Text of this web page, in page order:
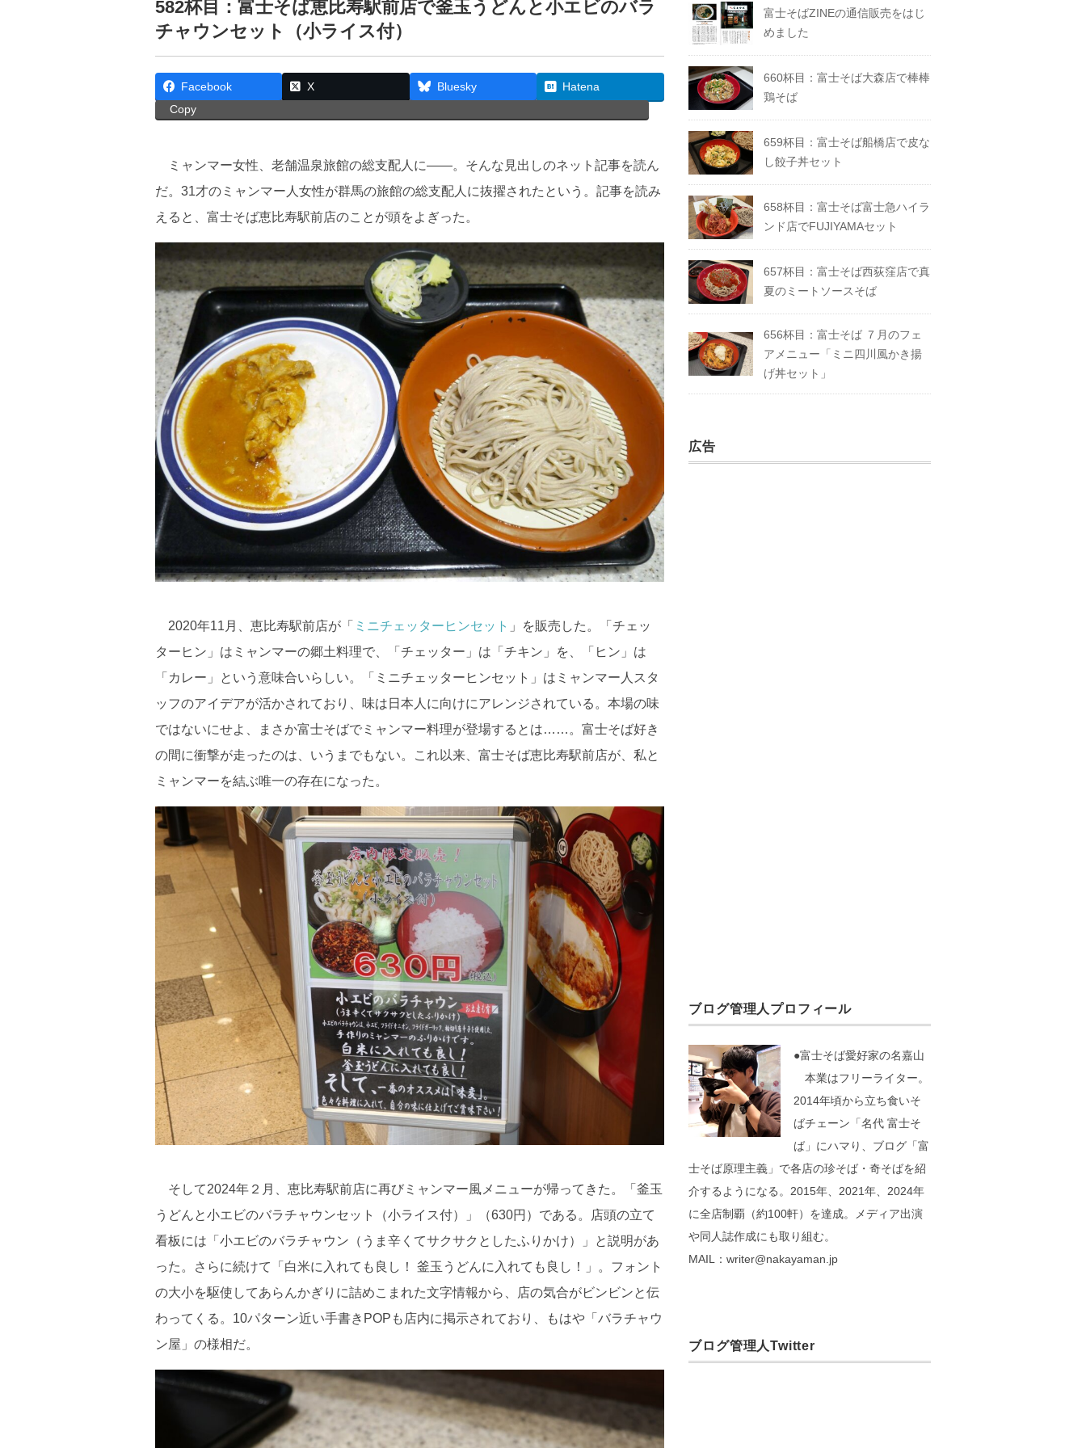
582杯目：富士そば恵比寿駅前店で釜玉うどんと小エビのバラ
チャウンセット（小ライス付）
Facebook X Bluesky
Hatena
Copy
ミャンマー女性、老舗温泉旅館の総支配人に――。そんな見出しのネット記事を読ん
だ。31才のミャンマー人女性が群馬の旅館の総支配人に抜擢されたという。記事を読み
えると、富士そば恵比寿駅前店のことが頭をよぎった。
2020年11月、恵比寿駅前店が「 ミニチェッターヒンセット 」を販売した。「チェッ
ターヒン」はミャンマーの郷土料理で、「チェッター」は「チキン」を、「ヒン」は
「カレー」という意味合いらしい。「ミニチェッターヒンセット」はミャンマー人スタ
ッフのアイデアが活かされており、味は日本人に向けにアレンジされている。本場の味
ではないにせよ、まさか富士そばでミャンマー料理が登場するとは……。富士そば好き
の間に衝撃が走ったのは、いうまでもない。これ以来、富士そば恵比寿駅前店が、私と
ミャンマーを結ぶ唯一の存在になった。
そして2024年２月、恵比寿駅前店に再びミャンマー風メニューが帰ってきた。「釜玉
うどんと小エビのバラチャウンセット（小ライス付）」（630円）である。店頭の立て
看板には「小エビのバラチャウン（うま辛くてサクサクとしたふりかけ）」と説明があ
った。さらに続けて「白米に入れても良し！ 釜玉うどんに入れても良し！」。フォント
の大小を駆使してあらんかぎりに詰めこまれた文字情報から、店の気合がビンビンと伝
わってくる。10パターン近い手書きPOPも店内に掲示されており、もはや「バラチャウ
ン屋」の様相だ。
富士そばZINEの通信販売をはじ
めました
660杯目：富士そば大森店で棒棒
鶏そば
659杯目：富士そば船橋店で皮な
し餃子丼セット
658杯目：富士そば富士急ハイラ
ンド店でFUJIYAMAセット
657杯目：富士そば西荻窪店で真
夏のミートソースそば
656杯目：富士そば ７月のフェ
アメニュー「ミニ四川風かき揚
げ丼セット」
広告
ブログ管理人プロフィール
●富士そば愛好家の名嘉山
本業はフリーライター。
2014年頃から立ち食いそ
ばチェーン「名代 富士そ
ば」にハマり、ブログ「富
士そば原理主義」で各店の珍そば・奇そばを紹
介するようになる。2015年、2021年、2024年
に全店制覇（約100軒）を達成。メディア出演
や同人誌作成にも取り組む。
MAIL：writer@nakayaman.jp
ブログ管理人Twitter